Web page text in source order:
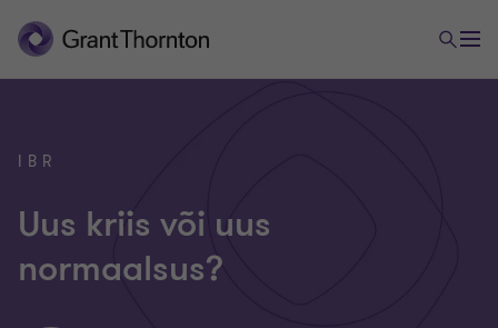
IBR
Uus kriis või uus
normaalsus?